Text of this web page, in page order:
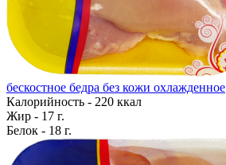
бескостное бедра без кожи охлажденное
Калорийность - 220 ккал
Жир - 17 г.
Белок - 18 г.